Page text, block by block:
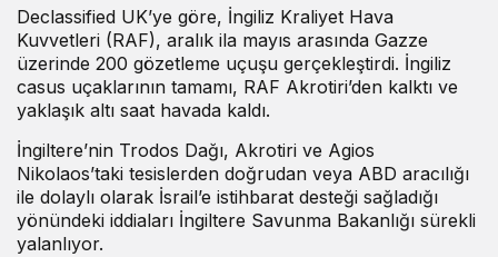
Declassified UK’ye göre, İngiliz Kraliyet Hava
Kuvvetleri (RAF), aralık ila mayıs arasında Gazze
üzerinde 200 gözetleme uçuşu gerçekleştirdi. İngiliz
casus uçaklarının tamamı, RAF Akrotiri’den kalktı ve
yaklaşık altı saat havada kaldı.
İngiltere’nin Trodos Dağı, Akrotiri ve Agios
Nikolaos’taki tesislerden doğrudan veya ABD aracılığı
ile dolaylı olarak İsrail’e istihbarat desteği sağladığı
yönündeki iddiaları İngiltere Savunma Bakanlığı sürekli
yalanlıyor.